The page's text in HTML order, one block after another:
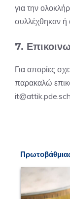
για την
συλλέχθηκαν ή
7.
Για απορίες
παρακαλώ